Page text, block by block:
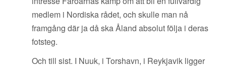
medlem i Nordiska rådet, och skulle man nå
framgång där ja då ska Åland absolut följa i deras
fotsteg.
Och till sist. I Nuuk, i Torshavn, i Reykjavik ligger